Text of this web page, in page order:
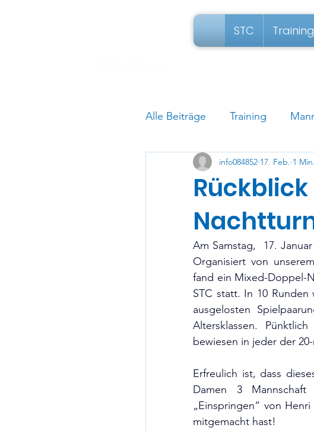
STC Training
Alle Beiträge Training
info084852 17. Feb. 1
Am Samstag,  17.
Organisiert von
fand ein Mixed-Doppel-
STC statt. In 10
ausgelosten
Altersklassen.
bewiesen in jeder der
Erfreulich ist, dass
Damen 3
„Einspringen“ von
mitgemacht hast!